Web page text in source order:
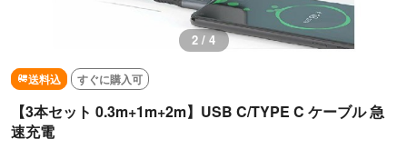
3 / 4
送料込 すぐに購入可
【3本セット 0.3m+1m+2m】USB C/TYPE C ケーブル 急
速充電